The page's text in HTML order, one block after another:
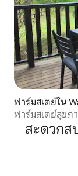
ฟาร์มสเตย์ใน
ฟาร์มสเตย์สุขภ
สะดวกส